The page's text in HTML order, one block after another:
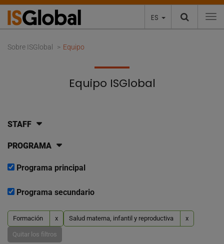
ES
Sobre ISGlobal Equipo
Equipo ISGlobal
STAFF
PROGRAMA
Programa principal
Programa secundario
Formación x Salud materna, infantil y reproductiva x
Quitar los filtros